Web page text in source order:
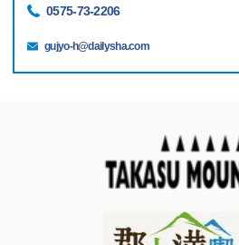
0575-73-2206
gujyo-h@dailysha.com